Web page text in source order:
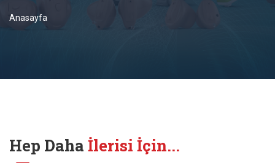
Anasayfa
Hep Daha İlerisi İçin...